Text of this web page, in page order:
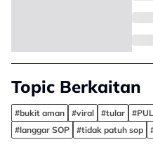
Topic Berkaitan
#bukit aman #viral #tular
#langgar SOP
#tidak patuh sop